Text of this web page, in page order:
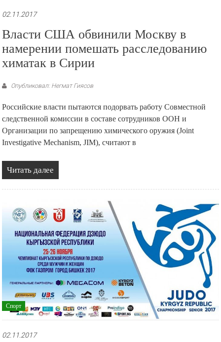
02.11.2017
Власти США обвинили Москву в
намерении помешать расследованию
химатак в Сирии
Опубликовал: Негмат Гиясов
Российские власти пытаются подорвать работу Совместной
следственной комиссии в составе сотрудников ООН и
Организации по запрещению химического оружия (Joint
Investigative Mechanism, JIM), считают в
Читать далее
Спорт
02.11.2017